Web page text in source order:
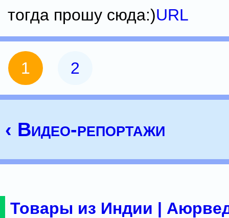
тогда прошу сюда:)URL
1 2
‹ Видео-репортажи
Товары из Индии |